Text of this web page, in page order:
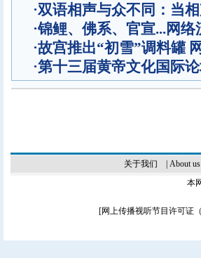
·双语相声与众不同：当
·锦鲤、佛系、官宣...网
·故宫推出“初雪”调料罐
·第十三届黄帝文化国际
关于我们 About us
本
[网上传播视听节目许可证